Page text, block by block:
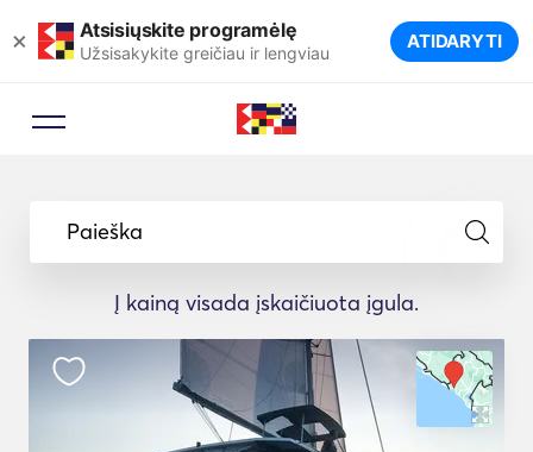
× Atsisiųskite programėlę
Užsisakykite greičiau ir lengviau ATIDARYTI
Paieška
Į kainą visada įskaičiuota įgula.